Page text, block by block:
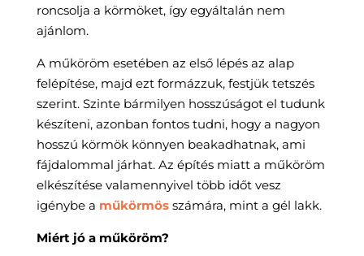
roncsolja a körmöket, így egyáltalán nem
ajánlom.
A műköröm esetében az első lépés az alap
felépítése, majd ezt formázzuk, festjük tetszés
szerint. Szinte bármilyen hosszúságot el tudunk
készíteni, azonban fontos tudni, hogy a nagyon
hosszú körmök könnyen beakadhatnak, ami
fájdalommal járhat. Az építés miatt a műköröm
elkészítése valamennyivel több időt vesz
igénybe a műkörmös számára, mint a gél lakk.
Miért jó a műköröm?